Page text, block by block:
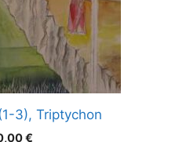
3), Triptychon
€